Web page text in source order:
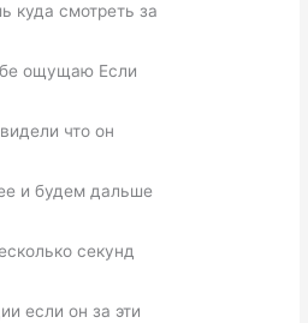
куда смотреть за
ощущаю Если
что он
и будем дальше
секунд
если он за эти